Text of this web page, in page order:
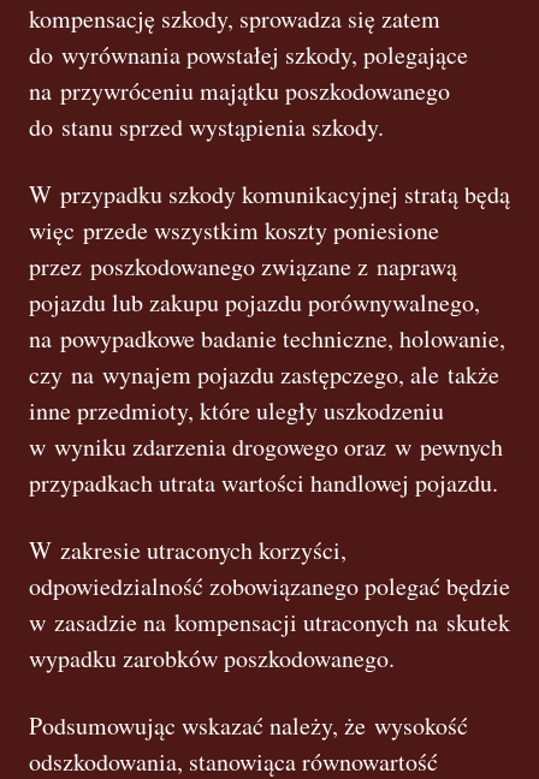
kompensację szkody, sprowadza się zatem
do wyrównania powstałej szkody, polegające
na przywróceniu majątku poszkodowanego
do stanu sprzed wystąpienia szkody.
W przypadku szkody komunikacyjnej stratą będą
więc przede wszystkim koszty poniesione
przez poszkodowanego związane z naprawą
pojazdu lub zakupu pojazdu porównywalnego,
na powypadkowe badanie techniczne, holowanie,
czy na wynajem pojazdu zastępczego, ale także
inne przedmioty, które uległy uszkodzeniu
w wyniku zdarzenia drogowego oraz w pewnych
przypadkach utrata wartości handlowej pojazdu.
W zakresie utraconych korzyści,
odpowiedzialność zobowiązanego polegać będzie
w zasadzie na kompensacji utraconych na skutek
wypadku zarobków poszkodowanego.
Podsumowując wskazać należy, że wysokość
odszkodowania, stanowiąca równowartość